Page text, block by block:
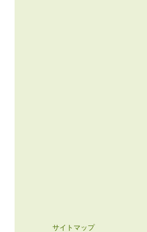
サイトマップ